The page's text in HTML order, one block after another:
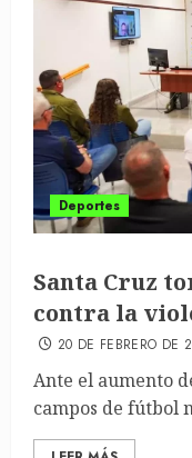
Deportes
Santa Cruz
contra la
20 DE FEBRERO DE
Ante el aumento
campos de fútbol